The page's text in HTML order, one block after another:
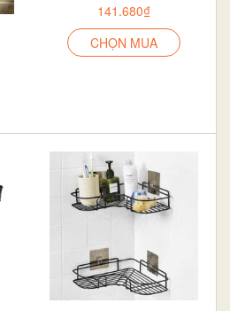
141.680₫
CHỌN MUA